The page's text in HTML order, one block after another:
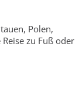
Polen,
zu Fuß oder